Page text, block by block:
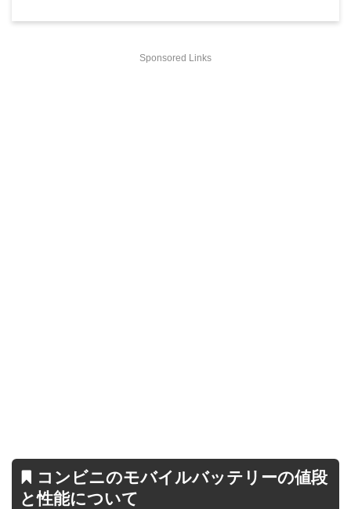
Sponsored Links
コンビニのモバイルバッテリーの値段
と性能について